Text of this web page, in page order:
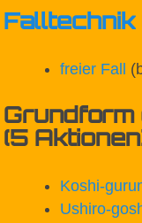
Falltechnik
freier Fall
Grundform
(5
Koshi-
Ushiro-